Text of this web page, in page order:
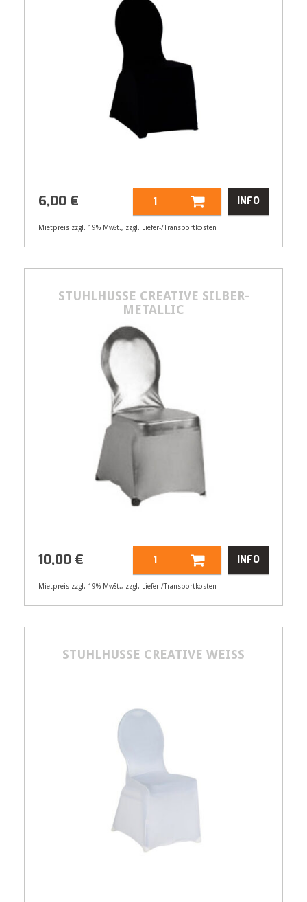
Artikelnummer 21552
6,00 € INFO
Mietpreis zzgl. 19% MwSt., zzgl. Liefer-/Transportkosten
STUHLHUSSE CREATIVE SILBER-
METALLIC
Artikelnummer 21558
10,00 € INFO
Mietpreis zzgl. 19% MwSt., zzgl. Liefer-/Transportkosten
STUHLHUSSE CREATIVE WEISS